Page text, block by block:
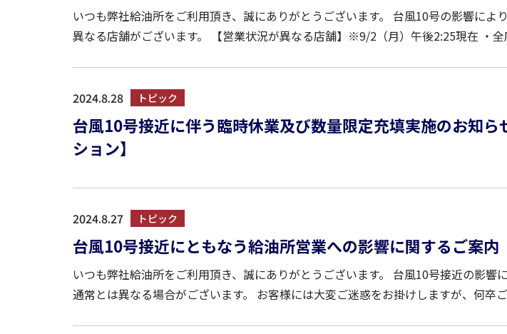
いつも弊社給油所をご利用頂き、誠にありがとうございます。 台風10号の影響によ
異なる店舗がございます。 【営業状況が異なる店舗】※9/2（月）午後2:25現在 ・全店舗通常営業に戻りました。 ご不
2024.8.28 トピック
台風10号接近に伴う臨時休業及び数量限定充填実施のお知ら
ション】
2024.8.27 トピック
台風10号接近にともなう給油所営業への影響に関するご案内
いつも弊社給油所をご利用頂き、誠にありがとうございます。 台風10号接近の影響により、店舗によっては営業状況が
通常とは異なる場合がございます。 お客様には大変ご迷惑をお掛けしますが、何卒ご理解の程よろしくお願い申し上げ